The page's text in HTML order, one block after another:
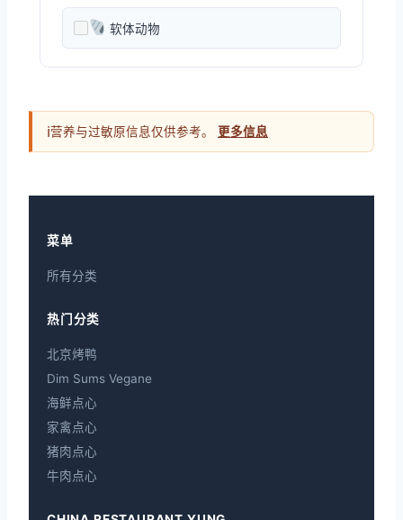
软体动物
ℹ营养与过敏原信息仅供参考。 更多信息
菜单
所有分类
热门分类
北京烤鸭
Dim Sums Vegane
海鲜点心
家禽点心
猪肉点心
牛肉点心